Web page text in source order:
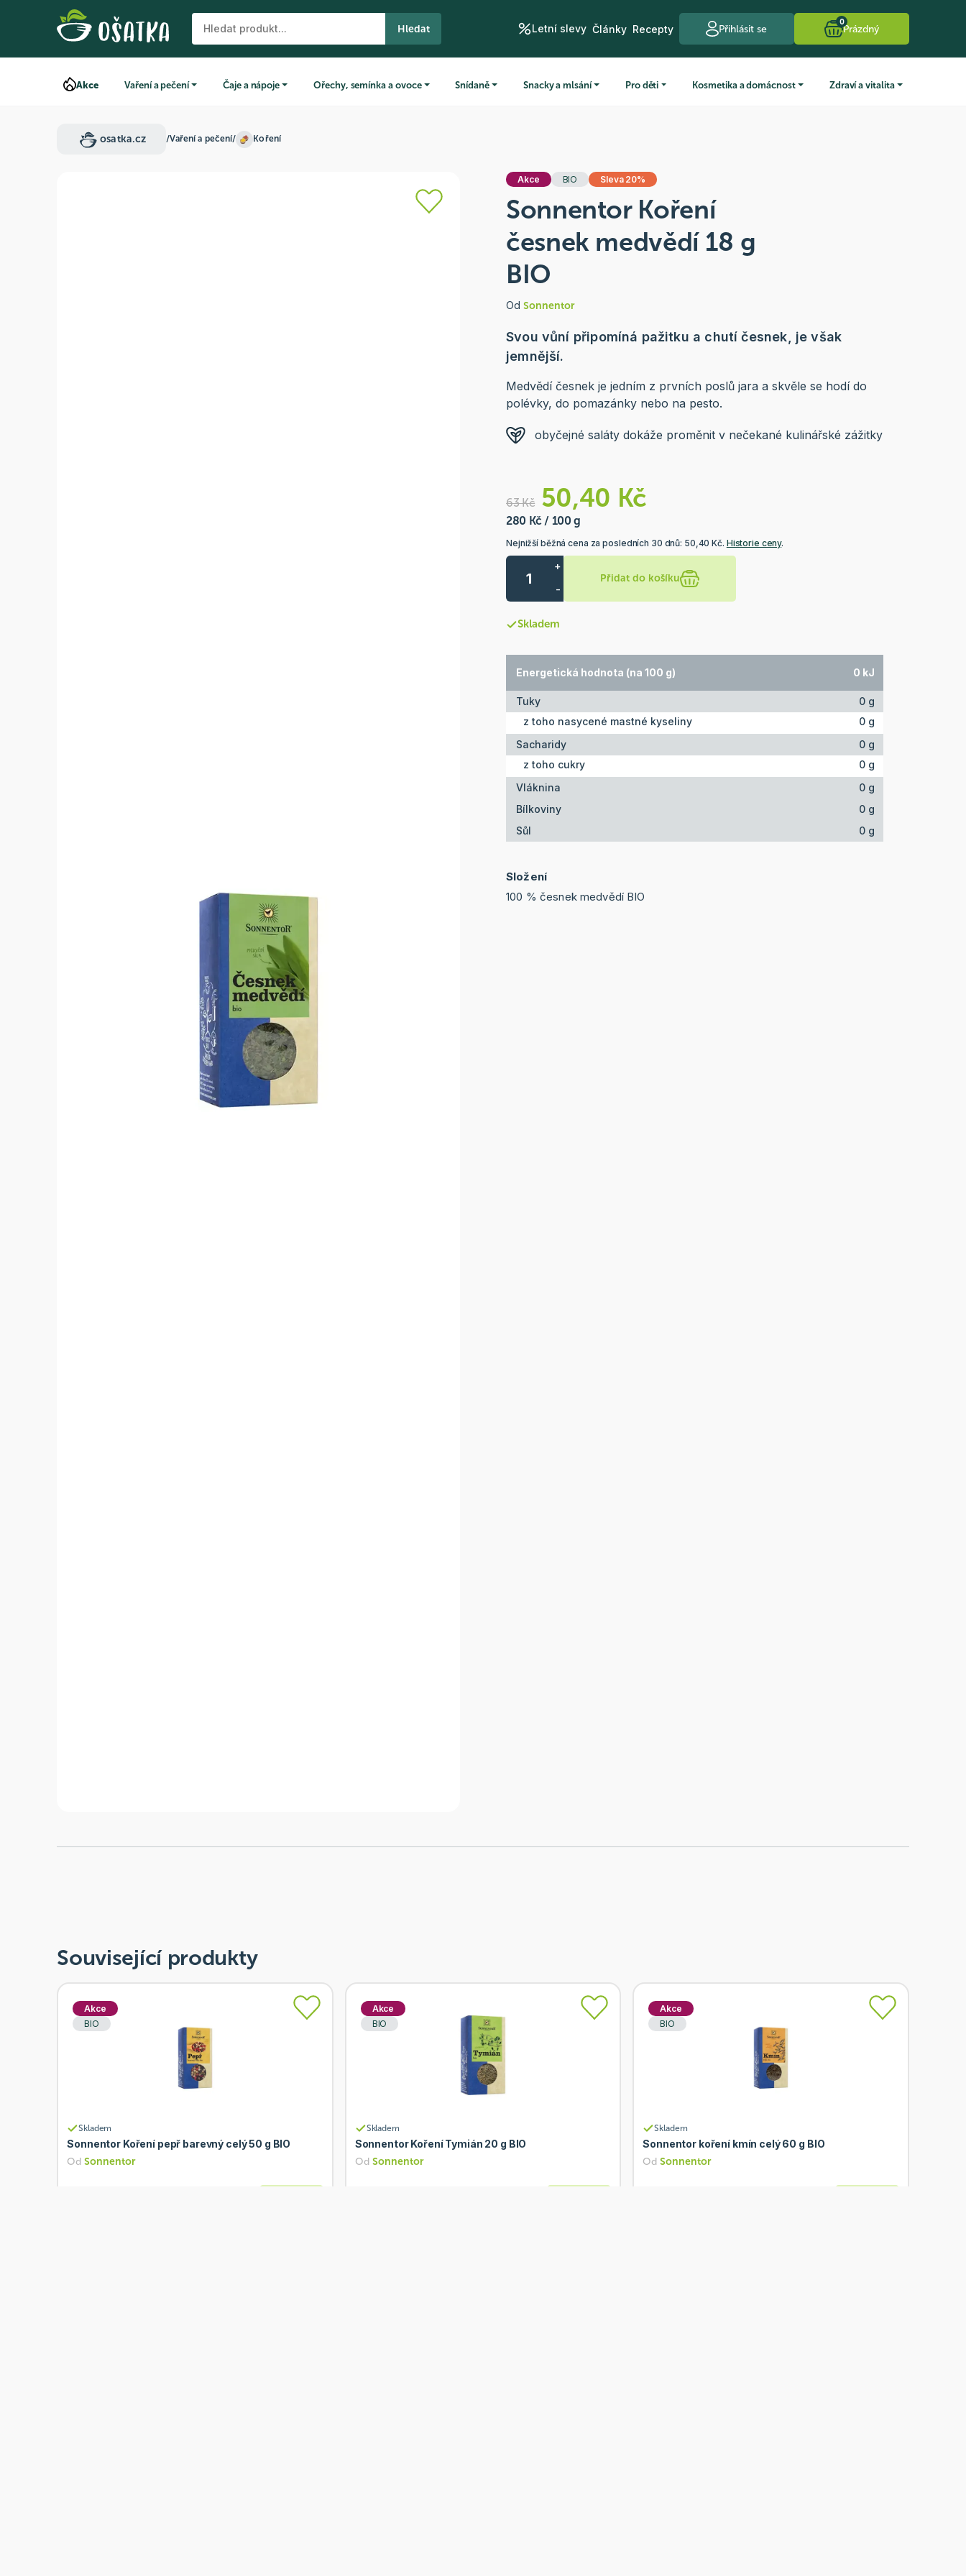
Hledat Letní slevy Články Recepty Přihlásit se
0
Prázdný
Akce Vaření a pečení Čaje a nápoje Ořechy, semínka a ovoce Snídaně Snacky a mlsání Pro děti Kosmetika a domácnost Zdraví a vitalita
osatka.cz /Vaření a pečení/ Koření
Akce BIO Sleva 20%
Sonnentor Koření
česnek medvědí 18 g
BIO
Od Sonnentor
Svou vůní připomíná pažitku a chutí česnek, je však
jemnější.
Medvědí česnek je jedním z prvních poslů jara a skvěle se hodí do
polévky, do pomazánky nebo na pesto.
obyčejné saláty dokáže proměnit v nečekané kulinářské zážitky
63 Kč 50,40 Kč
280 Kč / 100 g
Nejnižší běžná cena za posledních 30 dnů: 50,40 Kč. Historie ceny.
+
-
Přidat do košíku
Skladem
Energetická hodnota (na 100 g) 0 kJ
Tuky
0 g
z toho nasycené mastné kyseliny
0 g
Sacharidy
0 g
z toho cukry
0 g
Vláknina
0 g
Bílkoviny
0 g
Sůl
0 g
Složení
100 % česnek medvědí BIO
Související produkty
Akce
BIO
Skladem
Sonnentor Koření pepř barevný celý 50 g BIO
OdSonnentor
Akce
BIO
Skladem
Sonnentor Koření Tymián 20 g BIO
Od Sonnentor
Akce
BIO
Skladem
Sonnentor koření kmín celý 60 g BIO
OdSonnentor